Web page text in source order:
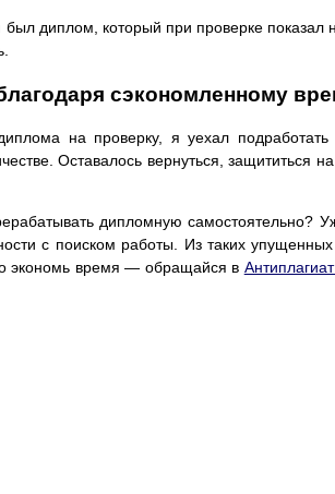
диплом, который при проверке показал
сэкономленному
на проверку, я уехал
Оставалось вернуться, защититься
дипломную самостоятельно?
с поиском работы. Из таких
экономь время — обращайся в